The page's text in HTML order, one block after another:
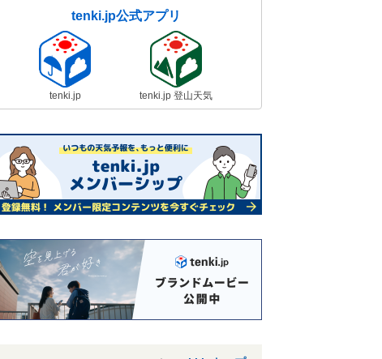
tenki.jp公式アプリ
tenki.jp tenki.jp 登山天気